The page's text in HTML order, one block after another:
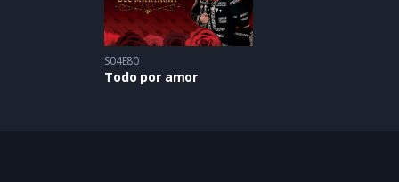
S04E80
Todo por amor